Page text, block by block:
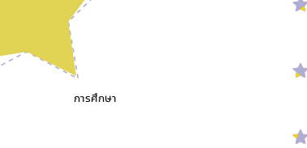
การศึกษา